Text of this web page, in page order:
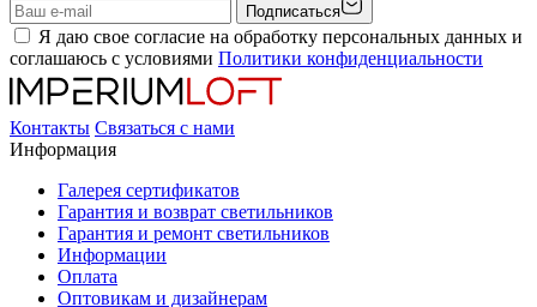
Подписаться
Я даю свое согласие на обработку персональных данных и
соглашаюсь с условиями Политики конфиденциальности
Контакты Связаться с нами
Информация
Галерея сертификатов
Гарантия и возврат светильников
Гарантия и ремонт светильников
Информации
Оплата
Оптовикам и дизайнерам